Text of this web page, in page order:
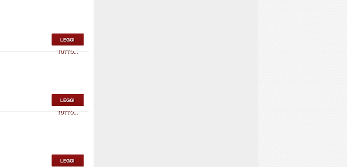
LEGGI
TUTTO...
LEGGI
TUTTO...
LEGGI